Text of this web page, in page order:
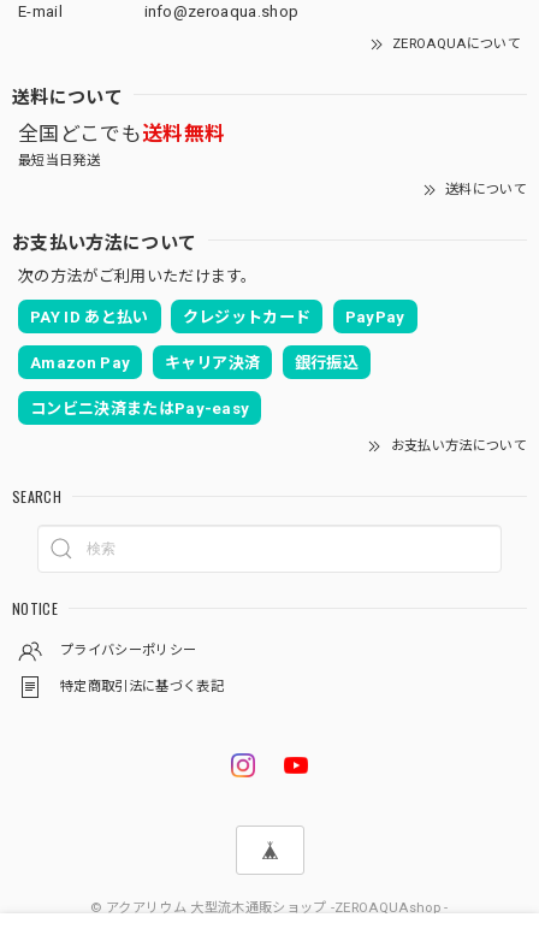
E-mail
info@zeroaqua.shop
ZEROAQUAについて
送料について
全国どこでも送料無料
最短当日発送
送料について
お支払い方法について
次の方法がご利用いただけます。
PAY ID あと払い クレジットカード PayPay
Amazon Pay キャリア決済 銀行振込
コンビニ決済またはPay-easy
お支払い方法について
SEARCH
NOTICE
プライバシーポリシー
特定商取引法に基づく表記
© アクアリウム 大型流木通販ショップ -ZEROAQUAshop -